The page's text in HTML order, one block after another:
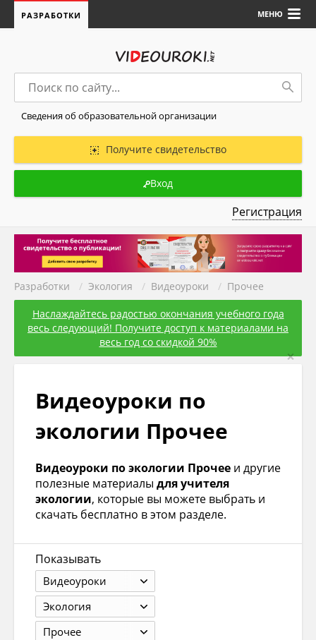
МЕНЮ
РАЗРАБОТКИ
Сведения об образовательной организации
Получите свидетельство
Вход
Регистрация
Разработки / Экология / Видеоуроки / Прочее
Наслаждайтесь радостью окончания учебного года
весь следующий! Получите доступ к материалами на
весь год со скидкой 90%
×
Видеоуроки по
экологии Прочее
Видеоуроки по экологии Прочее и другие
полезные материалы для учителя
экологии, которые вы можете выбрать и
скачать бесплатно в этом разделе.
Показывать
Видеоуроки
Экология
Прочее